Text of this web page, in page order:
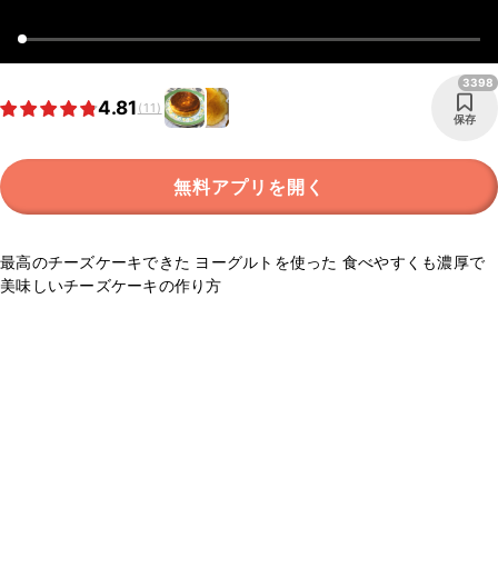
4.81(11)
保存
3398
無料アプリを開く
最高のチーズケーキできた ヨーグルトを使った 食べやすくも濃厚で
美味しいチーズケーキの作り方